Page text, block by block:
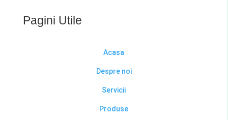
Pagini Utile
Acasa
Despre noi
Servicii
Produse